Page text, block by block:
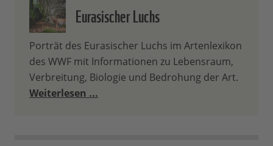
Eurasischer Luchs
Porträt des Eurasischer Luchs im Artenlexikon
des WWF mit Informationen zu Lebensraum,
Verbreitung, Biologie und Bedrohung der Art.
Weiterlesen ...